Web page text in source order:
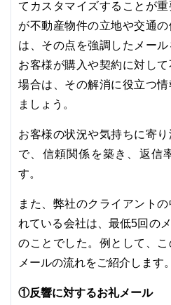
てカスタマイズすることが
が不動産物件の立地や交通
は、その点を強調したメール
お客様が購入や契約に対し
場合は、その解消に役立つ
ましょう。
お客様の状況や気持ちに寄
で、信頼関係を築き、返信
す。
また、弊社のクライアント
れている会社は、最低5回の
のことでした。例として、
メールの流れをご紹介します。
①反響に対するお礼メール